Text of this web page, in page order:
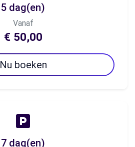
5 dag(en)
Vanaf
€ 50,00
Nu boeken
7 dag(en)